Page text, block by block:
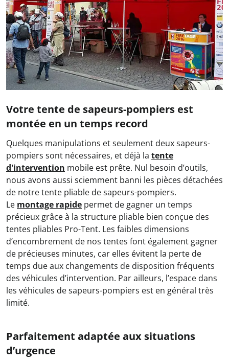
Votre tente de sapeurs-pompiers est
montée en un temps record
Quelques manipulations et seulement deux sapeurs-
pompiers sont nécessaires, et déjà la tente
d'intervention mobile est prête. Nul besoin d’outils,
nous avons aussi sciemment banni les pièces détachées
de notre tente pliable de sapeurs-pompiers.
Le montage rapide permet de gagner un temps
précieux grâce à la structure pliable bien conçue des
tentes pliables Pro-Tent. Les faibles dimensions
d’encombrement de nos tentes font également gagner
de précieuses minutes, car elles évitent la perte de
temps due aux changements de disposition fréquents
des véhicules d’intervention. Par ailleurs, l’espace dans
les véhicules de sapeurs-pompiers est en général très
limité.
Parfaitement adaptée aux situations
d’urgence